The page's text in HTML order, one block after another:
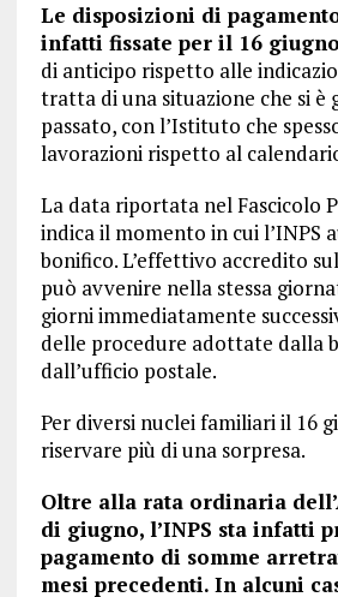
Le disposizioni di
infatti fissate per il 16
di anticipo rispetto alle
tratta di una situazione che si è
passato, con l’Istituto che
lavorazioni rispetto al
La data riportata nel Fascicolo
indica il momento in cui l’INPS
bonifico. L’effettivo accredito
può avvenire nella stessa
giorni immediatamente
delle procedure adottate dalla
dall’ufficio postale.
Per diversi nuclei familiari il 16
riservare più di una sorpresa.
Oltre alla rata ordinaria
di giugno, l’INPS sta infatti
pagamento di somme
mesi precedenti. In alcuni